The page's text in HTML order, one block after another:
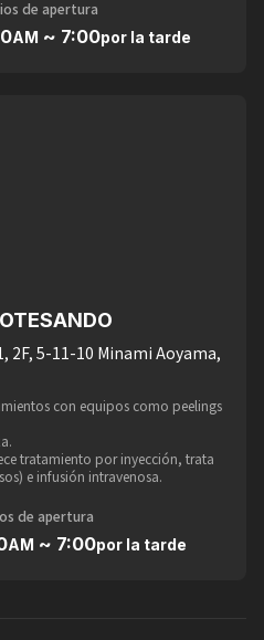
de apertura
AM ~ 7:00por la tarde
2F, 5-11-10 Minami Aoyama,
con equipos como peelings
tratamiento por inyección, trata
e infusión intravenosa.
de apertura
AM ~ 7:00por la tarde